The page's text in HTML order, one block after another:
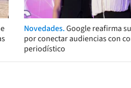
Novedades.Google reafirma
por conectar audiencias con
periodístico